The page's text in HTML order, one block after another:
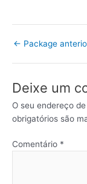
← Package
Deixe um
O seu endereço
obrigatórios são
Comentário *